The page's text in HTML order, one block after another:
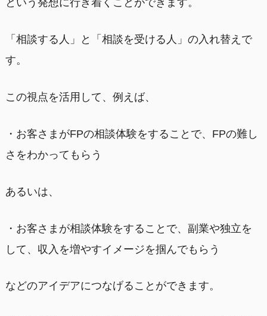
という発想に行き着くことができます。
「相談する人」と「相談を受ける人」の入れ替えで
す。
この視点を活用して、例えば、
・お客さまがFPの相談体験をすることで、FPの難し
さをわかってもらう
あるいは、
・お客さまが相談体験をすることで、副業や独立を
して、収入を増やすイメージを掴んでもらう
などのアイデアにつなげることができます。